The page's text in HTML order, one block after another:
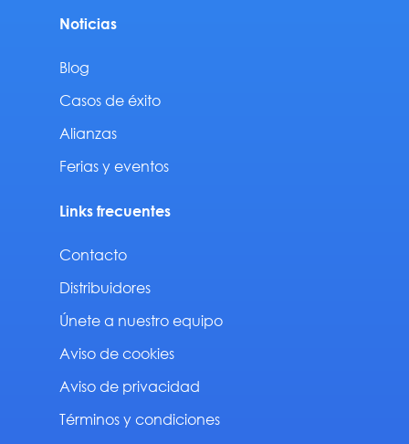
Noticias
Blog
Casos de éxito
Alianzas
Ferias y eventos
Links frecuentes
Contacto
Distribuidores
Únete a nuestro equipo
Aviso de cookies
Aviso de privacidad
Términos y condiciones